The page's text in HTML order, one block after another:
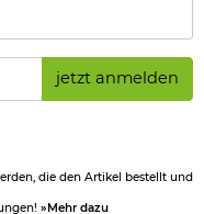
jetzt anmelden
die den Artikel bestellt und
»Mehr dazu